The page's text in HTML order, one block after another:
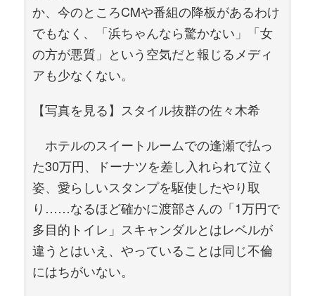
か、今のところCMや番組の降板があるわけ
でもなく、「浜ちゃんなら驚かない」「女
の方が悪質」という空気だと報じるメディ
アも少なくない。
【写真を見る】スタイル抜群の佐々木希
ホテルのスイートルームでの逢瀬で払っ
た30万円、ドーナツを差し入れられて泣く
姿、愛らしいスタンプを駆使したやり取
り……なるほど確かに渡部さんの「1万円で
多目的トイレ」スキャンダルとはレベルが
違うとはいえ、やっていることは同じ不倫
にはちがいない。